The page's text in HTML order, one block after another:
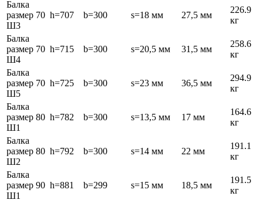
Балка
размер 70
Ш3
h=707 b=300 s=18 мм 27,5 мм
226.9
кг
Балка
размер 70
Ш4
h=715 b=300 s=20,5 мм 31,5 мм
258.6
кг
Балка
размер 70
Ш5
h=725 b=300 s=23 мм 36,5 мм
294.9
кг
Балка
размер 80
Ш1
h=782 b=300 s=13,5 мм 17 мм
164.6
кг
Балка
размер 80
Ш2
h=792 b=300 s=14 мм 22 мм
191.1
кг
Балка
размер 90
Ш1
h=881 b=299 s=15 мм 18,5 мм
191.5
кг